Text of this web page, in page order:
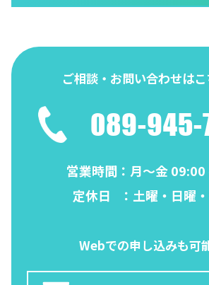
ご相談・お問い合わせは
089-945-
営業時間：月～金
定休日
：土曜・日曜
Webでの申し込みも可